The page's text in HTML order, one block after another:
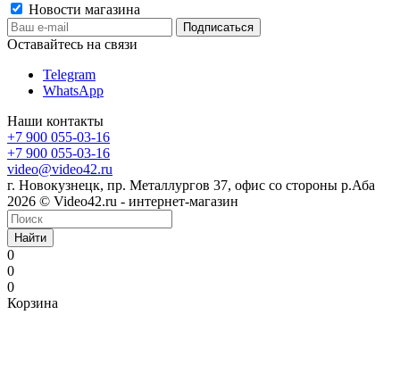
Новости магазина
Оставайтесь на связи
Telegram
WhatsApp
Наши контакты
+7 900 055-03-16
+7 900 055-03-16
video@video42.ru
г. Новокузнецк, пр. Металлургов 37, офис со стороны р.Аба
2026 © Video42.ru - интернет-магазин
Найти
0
0
0
Корзина